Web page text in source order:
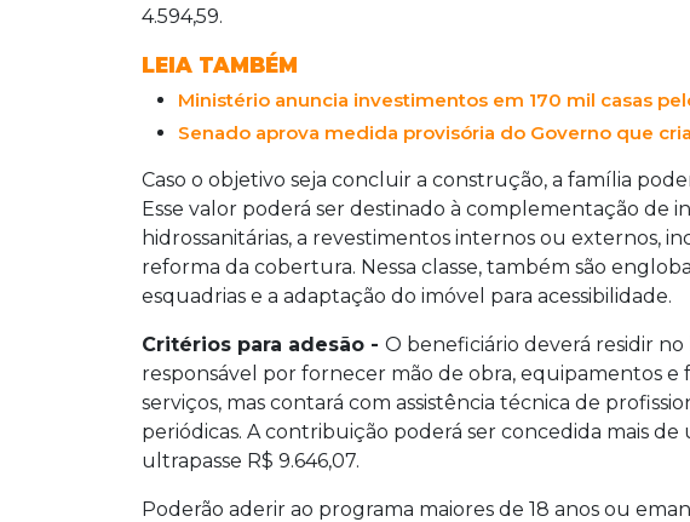
4.594,59.
LEIA TAMBÉM
Ministério anuncia investimentos em 170 mil casas
Senado aprova medida provisória do Governo que
Caso o objetivo seja concluir a construção, a família
Esse valor poderá ser destinado à complementação de
hidrossanitárias, a revestimentos internos ou externos,
reforma da cobertura. Nessa classe, também são
esquadrias e a adaptação do imóvel para acessibilidade.
Critérios para adesão - O beneficiário deverá residir
responsável por fornecer mão de obra, equipamentos e
serviços, mas contará com assistência técnica de
periódicas. A contribuição poderá ser concedida mais
ultrapasse R$ 9.646,07.
Poderão aderir ao programa maiores de 18 anos ou